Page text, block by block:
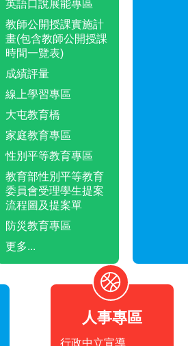
英語口說展能專區
教師公開授課實施計
畫(包含教師公開授課
時間一覽表)
成績評量
線上學習專區
大屯教育橋
家庭教育專區
性別平等教育專區
教育部性別平等教育
委員會受理學生提案
流程圖及提案單
防災教育專區
更多...
人事專區
行政中立宣導